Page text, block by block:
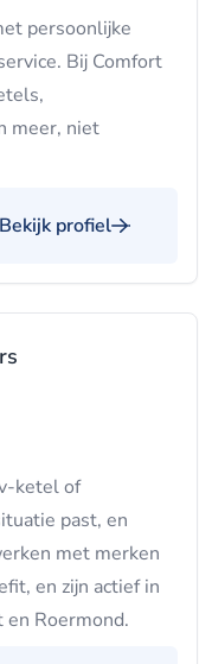
persoonlijke
Bij Comfort
meer, niet
Bekijk profiel
ketel of
past, en
met merken
en zijn actief in
Roermond.